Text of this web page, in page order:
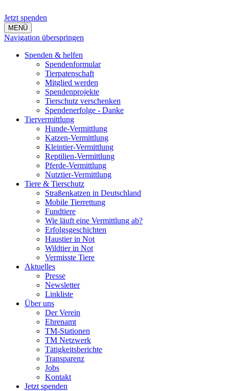
Jetzt spenden
MENÜ
Navigation überspringen
Spenden & helfen
Spendenformular
Tierpatenschaft
Mitglied werden
Spendenprojekte
Tierschutz verschenken
Spendenerfolge - Danke
Tiervermittlung
Hunde-Vermittlung
Katzen-Vermittlung
Kleintier-Vermittlung
Reptilien-Vermittlung
Pferde-Vermittlung
Nutztier-Vermittlung
Tiere & Tierschutz
Straßenkatzen in Deutschland
Mobile Tierrettung
Fundtiere
Wie läuft eine Vermittlung ab?
Erfolgsgeschichten
Haustier in Not
Wildtier in Not
Vermisste Tiere
Aktuelles
Presse
Newsletter
Linkliste
Über uns
Der Verein
Ehrenamt
TM-Stationen
TM Netzwerk
Tätigkeitsberichte
Transparenz
Jobs
Kontakt
Jetzt spenden